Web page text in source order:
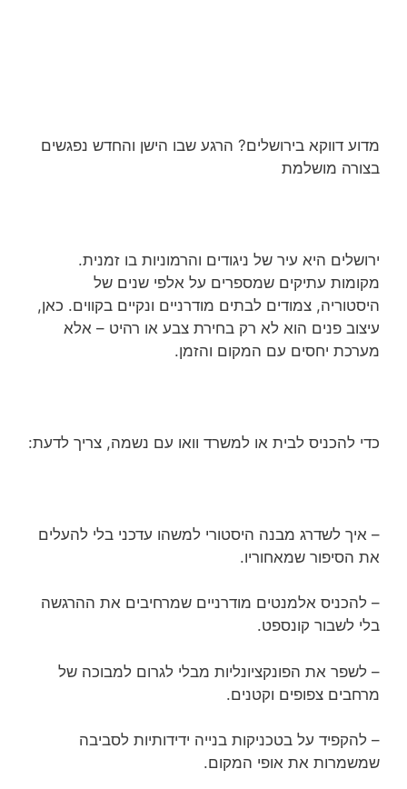
מדוע דווקא בירושלים? הרגע שבו הישן והחדש נפגשים
בצורה מושלמת
ירושלים היא עיר של ניגודים והרמוניות בו זמנית.
מקומות עתיקים שמספרים על אלפי שנים של
היסטוריה, צמודים לבתים מודרניים ונקיים בקווים. כאן,
עיצוב פנים הוא לא רק בחירת צבע או רהיט – אלא
מערכת יחסים עם המקום והזמן.
כדי להכניס לבית או למשרד וואו עם נשמה, צריך לדעת:
– איך לשדרג מבנה היסטורי למשהו עדכני בלי להעלים
את הסיפור שמאחוריו.
– להכניס אלמנטים מודרניים שמרחיבים את ההרגשה
בלי לשבור קונספט.
– לשפר את הפונקציונליות מבלי לגרום למבוכה של
מרחבים צפופים וקטנים.
– להקפיד על בטכניקות בנייה ידידותיות לסביבה
שמשמרות את אופי המקום.